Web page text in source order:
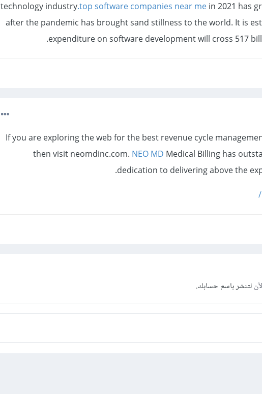
technology industry.top software companies near mein 2021 has
after the pandemic has brought sand stillness to the world. It is
expenditure on software development will cross 517
If you are exploring the web for the best revenue cycle
then visit neomdinc.com. NEO MD Medical Billing has
dedication to delivering above the
لتنشر باسم حسابك.